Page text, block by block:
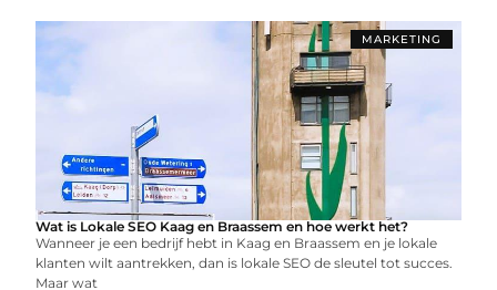
MARKETING
Wat is Lokale SEO Kaag en Braassem en hoe werkt het?
Wanneer je een bedrijf hebt in Kaag en Braassem en je lokale
klanten wilt aantrekken, dan is lokale SEO de sleutel tot succes.
Maar wat